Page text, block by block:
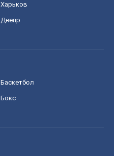
Харьков
Днепр
Баскетбол
Бокс